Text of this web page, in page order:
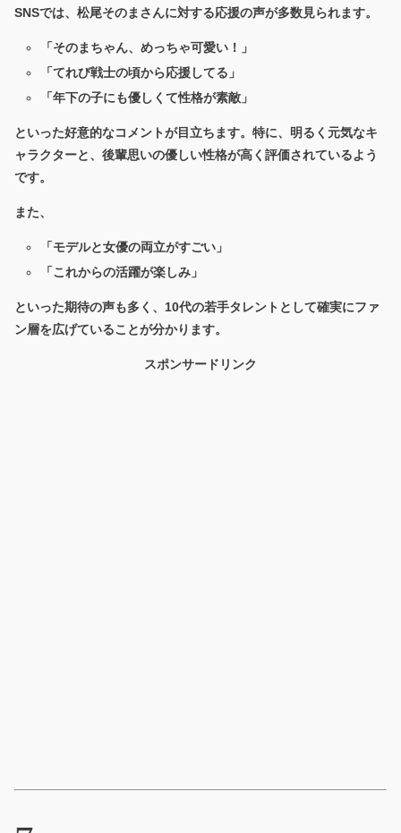
SNSでは、松尾そのまさんに対する応援の声が多数見られます。
「そのまちゃん、めっちゃ可愛い！」
「てれび戦士の頃から応援してる」
「年下の子にも優しくて性格が素敵」
といった好意的なコメントが目立ちます。特に、明るく元気なキ
ャラクターと、後輩思いの優しい性格が高く評価されているよう
です。
また、
「モデルと女優の両立がすごい」
「これからの活躍が楽しみ」
といった期待の声も多く、10代の若手タレントとして確実にファ
ン層を広げていることが分かります。
スポンサードリンク